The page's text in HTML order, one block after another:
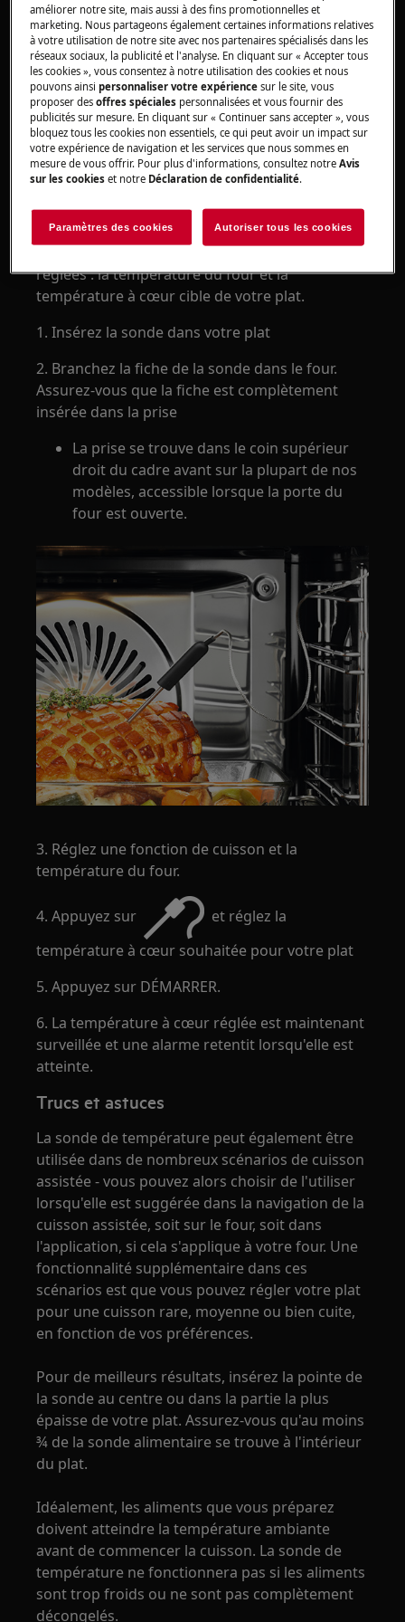
En l'utilisant, vous pouvez être assuré que vous
atteindrez la bonne température à cœur de vos
aliments - plus jamais trop ou pas assez cuits.
Vous n'avez pas à vous soucier des temps de
cuisson, car la température à cœur indique
précisément combien de temps votre plat doit
rester au four.
Comment utiliser la sonde de température
Lors de la cuisson avec la sonde de
température, deux températures doivent être
réglées : la température du four et la
température à cœur cible de votre plat.
1. Insérez la sonde dans votre plat
2. Branchez la fiche de la sonde dans le four.
Assurez-vous que la fiche est complètement
insérée dans la prise
La prise se trouve dans le coin supérieur
droit du cadre avant sur la plupart de nos
modèles, accessible lorsque la porte du
four est ouverte.
3. Réglez une fonction de cuisson et la
température du four.
4. Appuyez sur
et réglez la
température à cœur souhaitée pour votre plat
5. Appuyez sur DÉMARRER.
6. La température à cœur réglée est maintenant
surveillée et une alarme retentit lorsqu'elle est
atteinte.
Trucs et astuces
La sonde de température peut également être
utilisée dans de nombreux scénarios de cuisson
assistée - vous pouvez alors choisir de l'utiliser
lorsqu'elle est suggérée dans la navigation de la
cuisson assistée, soit sur le four, soit dans
l'application, si cela s'applique à votre four. Une
fonctionnalité supplémentaire dans ces
scénarios est que vous pouvez régler votre plat
pour une cuisson rare, moyenne ou bien cuite,
en fonction de vos préférences.
Pour de meilleurs résultats, insérez la pointe de
la sonde au centre ou dans la partie la plus
épaisse de votre plat. Assurez-vous qu'au moins
¾ de la sonde alimentaire se trouve à l'intérieur
du plat.
Idéalement, les aliments que vous préparez
doivent atteindre la température ambiante
avant de commencer la cuisson. La sonde de
température ne fonctionnera pas si les aliments
sont trop froids ou ne sont pas complètement
décongelés.
améliorer notre site, mais aussi à des fins promotionnelles et
marketing. Nous partageons également certaines informations relatives
à votre utilisation de notre site avec nos partenaires spécialisés dans les
réseaux sociaux, la publicité et l'analyse. En cliquant sur « Accepter tous
les cookies », vous consentez à notre utilisation des cookies et nous
pouvons ainsipersonnaliser votre expériencesur le site, vous
proposer desoffres spéciales personnalisées et vous fournir des
publicités sur mesure. En cliquant sur « Continuer sans accepter », vous
bloquez tous les cookies non essentiels, ce qui peut avoir un impact sur
votre expérience de navigation et les services que nous sommes en
mesure de vous offrir. Pour plus d'informations, consultez notreAvis
sur les cookies et notre Déclaration de confidentialité.
Paramètres des cookies Autoriser tous les cookies